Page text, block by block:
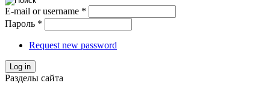
E-mail or username *
Пароль *
Request new password
Log in
Разделы сайта